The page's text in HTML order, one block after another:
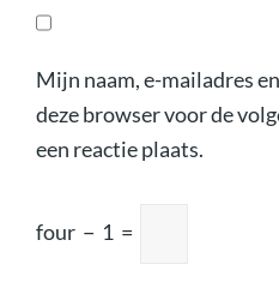
Mijn naam, e-mailadres
deze browser voor de
een reactie plaats.
four − 1 =